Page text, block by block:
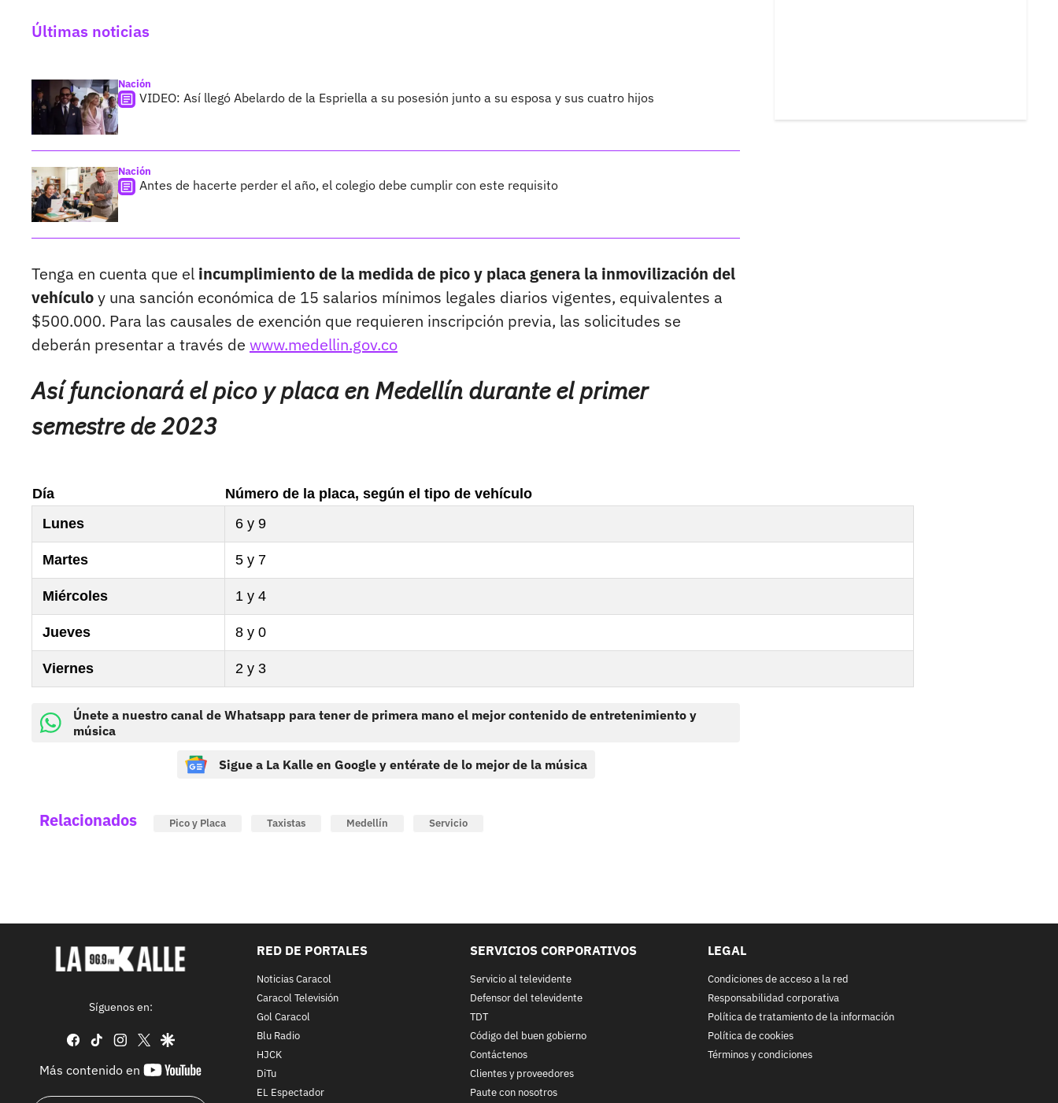
Últimas noticias
Nación
VIDEO: Así llegó Abelardo de la Espriella a su posesión junto a su esposa y sus cuatro hijos
Nación
Antes de hacerte perder el año, el colegio debe cumplir con este requisito
Tenga en cuenta que el incumplimiento de la medida de pico y placa genera la inmovilización del
vehículoy una sanción económica de 15 salarios mínimos legales diarios vigentes, equivalentes a
$500.000. Para las causales de exención que requieren inscripción previa, las solicitudes se
deberán presentar a través de www.medellin.gov.co
Así funcionará el pico y placa en Medellín durante el primer
semestre de 2023
Día
Número de la placa, según el tipo de vehículo
Lunes
6 y 9
Martes 5 y 7
Miércoles 1 y 4
Jueves 8 y 0
Viernes 2 y 3
Únete a nuestro canal de Whatsapp para tener de primera mano el mejor contenido de entretenimiento y
música
Sigue a La Kalle en Google y entérate de lo mejor de la música
Relacionados Pico y Placa Taxistas Medellín Servicio
Síguenos en:
facebook
tiktok instagram
twittergoogle
Más contenido en
youtube-
RED DE PORTALES
Noticias Caracol
Caracol Televisión
Gol Caracol
Blu Radio
HJCK
DiTu
EL Espectador
SERVICIOS CORPORATIVOS
Servicio al televidente
Defensor del televidente
TDT
Código del buen gobierno
Contáctenos
Clientes y proveedores
Paute con nosotros
LEGAL
Condiciones de acceso a la red
Responsabilidad corporativa
Política de tratamiento de la información
Política de cookies
Términos y condiciones